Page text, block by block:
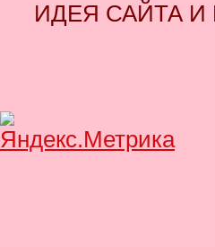
ИДЕЯ САЙТА И